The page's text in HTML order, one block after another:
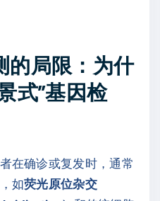
的局限：为什
式”基因检
在确诊或复发时，通常
如荧光原位杂交